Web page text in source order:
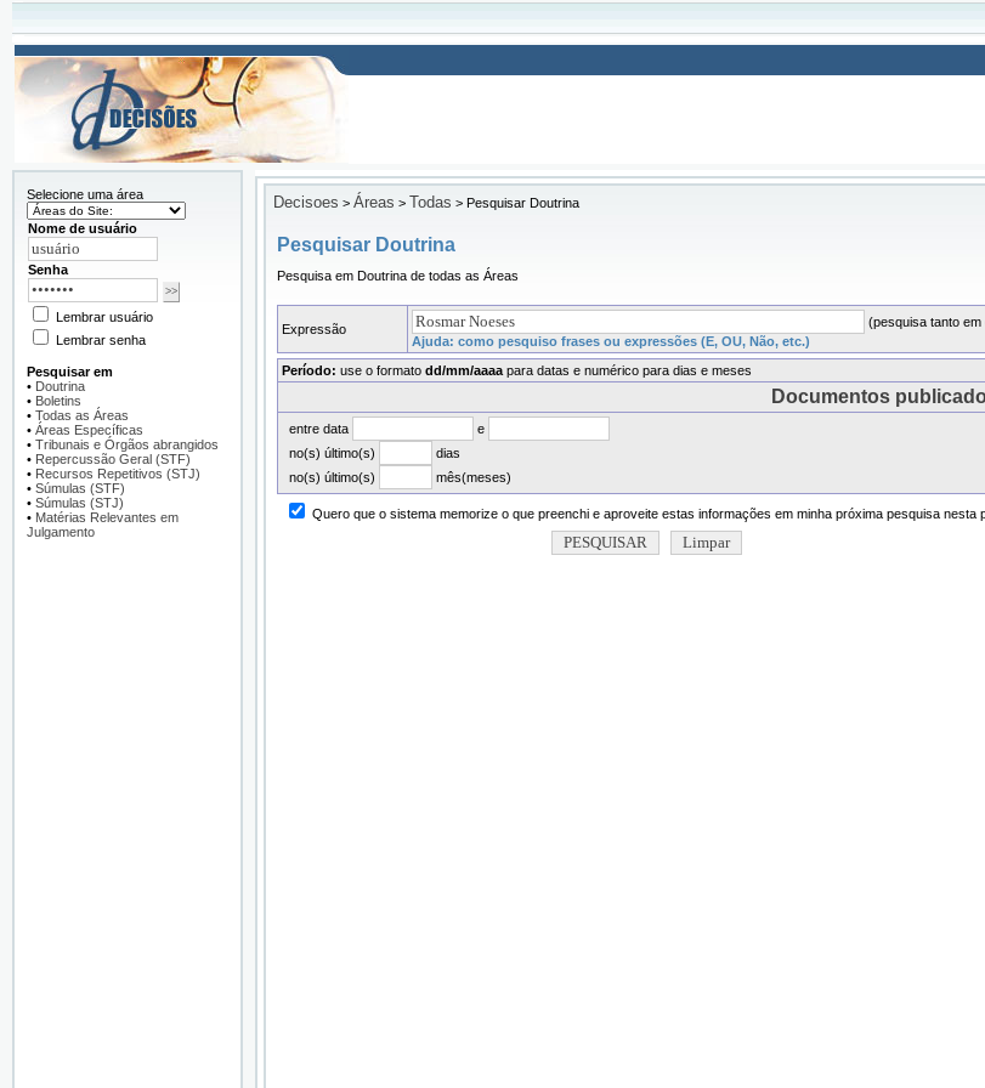
Selecione uma área
Nome de usuário
Senha
Lembrar usuário
Lembrar senha
Pesquisar em
• Doutrina
• Boletins
• Todas as Áreas
• Áreas Específicas
• Tribunais e Órgãos abrangidos
• Repercussão Geral (STF)
• Recursos Repetitivos (STJ)
• Súmulas (STF)
• Súmulas (STJ)
• Matérias Relevantes em
Julgamento
Decisoes > Áreas > Todas > Pesquisar Doutrina
Pesquisar Doutrina
Pesquisa em Doutrina de todas as Áreas
Expressão
(pesquisa tanto
Ajuda: como pesquiso frases ou expressões (E, OU, Não, etc.)
Período: use o formato dd/mm/aaaa para datas e numérico para dias e meses
Documentos
entre data
e
no(s) último(s)
dias
no(s) último(s)
mês(meses)
Quero que o sistema memorize o que preenchi e aproveite estas informações em minha próxima pesquisa nesta